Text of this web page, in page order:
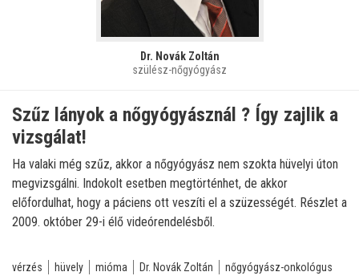
Dr. Novák Zoltán
szülész-nőgyógyász
Szűz lányok a nőgyógyásznál ? Így zajlik a
vizsgálat!
Ha valaki még szűz, akkor a nőgyógyász nem szokta hüvelyi úton
megvizsgálni. Indokolt esetben megtörténhet, de akkor
előfordulhat, hogy a páciens ott veszíti el a szüzességét. Részlet a
2009. október 29-i élő videórendelésből.
vérzés hüvely mióma Dr. Novák Zoltán nőgyógyász-onkológus